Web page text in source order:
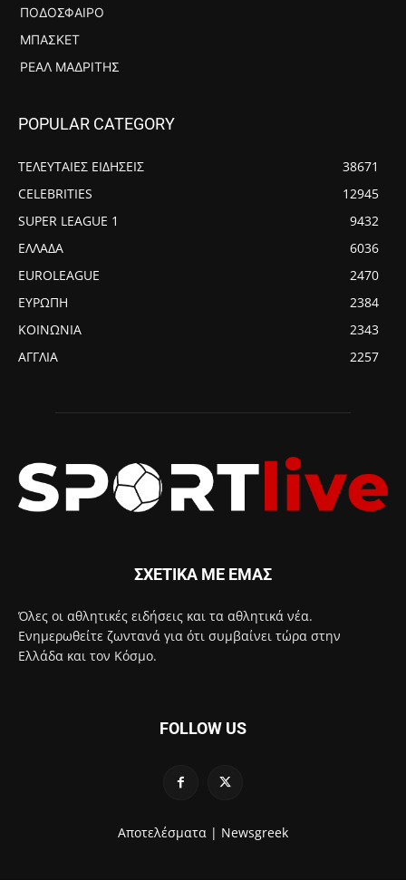
ΠΟΔΌΣΦΑΙΡΟ
ΜΠΆΣΚΕΤ
ΡΕΆΛ ΜΑΔΡΊΤΗΣ
POPULAR CATEGORY
ΤΕΛΕΥΤΑΙΕΣ ΕΙΔΗΣΕΙΣ
38671
CELEBRITIES
12945
SUPER LEAGUE 1
9432
ΕΛΛΑΔΑ
6036
EUROLEAGUE
2470
ΕΥΡΩΠΗ
2384
ΚΟΙΝΩΝΙΑ
2343
ΑΓΓΛΙΑ
2257
ΣΧΕΤΙΚΑ ΜΕ ΕΜΑΣ
Όλες οι αθλητικές ειδήσεις και τα αθλητικά νέα.
Ενημερωθείτε ζωντανά για ότι συμβαίνει τώρα στην
Ελλάδα και τον Κόσμο.
FOLLOW US
Αποτελέσματα | Newsgreek